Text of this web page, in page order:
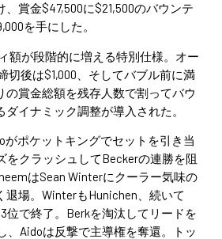
、賞金$47,500に$21,500のバウンテ
を手にした。
額が段階的に増える特別仕様。オー
切後は$1,000、そしてバブル前に満
の賞金総額を残存人数で割ってバウ
イナミック調整が導入された。
がポケットキングでセットを引き当
をクラッシュしてBeckerの連勝を阻
はSean Winterにクーラー気味の
退場。WinterもHunichen、続いて
位で終了。Berkを淘汰してリードを
、Aidoは反撃で主導権を奪還。トッ